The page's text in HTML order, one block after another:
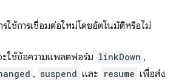
ใช้การเชื่อมต่อใหม่โดยอัตโนมัติหรือไม่
ะใช้ข้อความแพลตฟอร์ม linkDown ,
, suspend และ resume เพื่อส่ง